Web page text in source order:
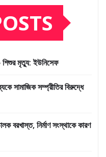
শিশুর মৃত্যু: ইউনিসেফ
সামাজিক সম্প্রীতির বিরুদ্ধে
বরখাস্ত, নির্মাণ সংস্থাকে কারণ